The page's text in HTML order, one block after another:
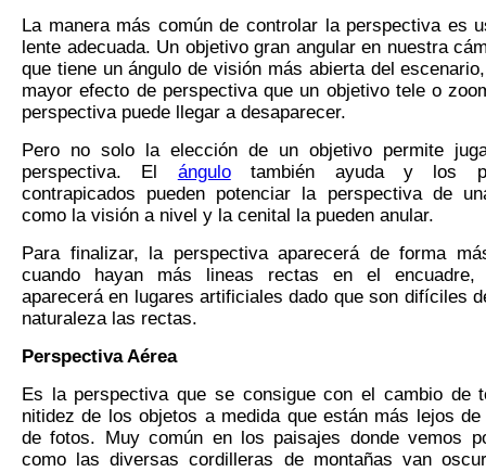
La manera más común de controlar la perspectiva es
lente adecuada. Un objetivo gran angular en nuestra
que tiene un ángulo de visión más abierta del
mayor efecto de perspectiva que un objetivo tele o
perspectiva puede llegar a desaparecer.
Pero no solo la elección de un objetivo permite
perspectiva. El ángulotambién ayuda y los
contrapicados pueden potenciar la perspectiva de
como la visión a nivel y la cenital la pueden anular.
Para finalizar, la perspectiva aparecerá de forma
cuando hayan más lineas rectas en el encuadre,
aparecerá en lugares artificiales dado que son difíciles
naturaleza las rectas.
PerspectivaAérea
Es la perspectiva que se consigue con el cambio de
nitidez de los objetos a medida que están más lejos
de fotos. Muy común en los paisajes donde vemos
como las diversas cordilleras de montañas van